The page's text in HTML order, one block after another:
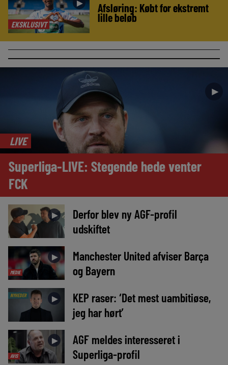
EKSKLUSIVT
► Afsløring: Købt for ekstremt
lille beløb
►
LIVE
Superliga-LIVE: Stegende hede venter
FCK
►
Derfor blev ny AGF-profil
udskiftet
MEDIE
►
Manchester United afviser Barça
og Bayern
NYHEDER ►
KEP raser: ‘Det mest uambitiøse,
jeg har hørt’
AVIS
►
AGF meldes interesseret i
Superliga-profil